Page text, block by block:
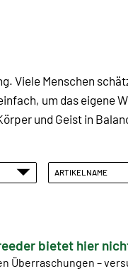
Viele Menschen
um das eigene
und Geist in
ARTIKELNAME
bietet hier
Überraschungen –